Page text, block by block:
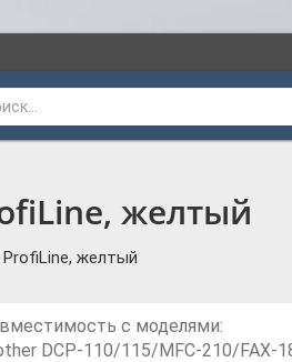
желтый
ProfiLine, желтый
с моделями:
DCP-110/115/MFC-210/FAX-